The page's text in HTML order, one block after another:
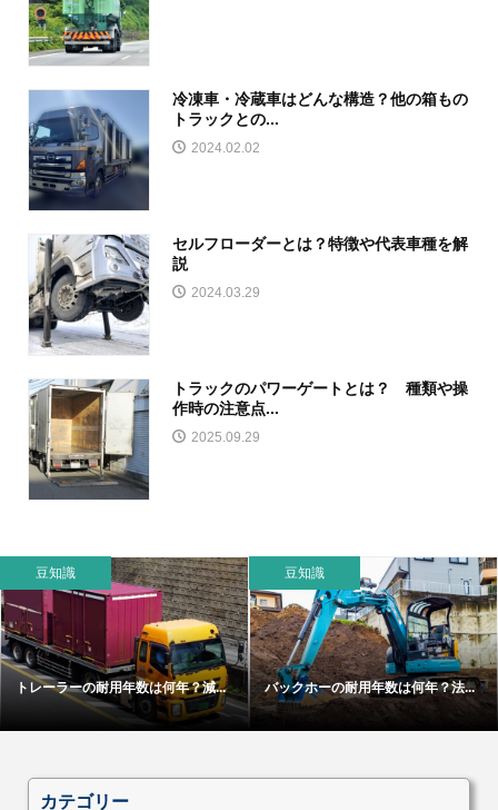
冷凍車・冷蔵車はどんな構造？他の箱もの
トラックとの...
2024.02.02
セルフローダーとは？特徴や代表車種を解
説
2024.03.29
トラックのパワーゲートとは？ 種類や操
作時の注意点...
2025.09.29
豆知識
トレーラーの耐用年数は何年？減...
豆知識
バックホーの耐用年数は何年？法...
カテゴリー